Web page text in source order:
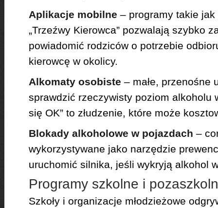
Aplikacje mobilne – programy takie jak
„Trzeźwy Kierowca” pozwalają szybko
powiadomić rodziców o potrzebie
kierowcę w okolicy.
Alkomaty osobiste – małe, przenośne
sprawdzić rzeczywisty poziom alkoholu
się OK” to złudzenie, które może
Blokady alkoholowe w pojazdach –
wykorzystywane jako narzędzie
uruchomić silnika, jeśli wykryją alkohol
Programy szkolne i
Szkoły i organizacje młodzieżowe